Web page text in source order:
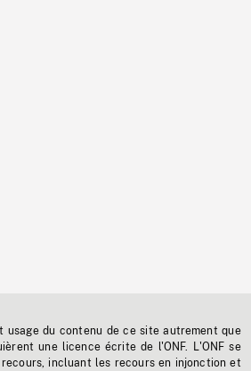
usage du contenu de ce site autrement que
une licence écrite de l'ONF. L'ONF se
incluant les recours en injonction et